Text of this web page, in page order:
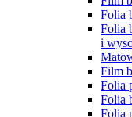
Folia
Folia
i
Film
Folia
Folia
Folia